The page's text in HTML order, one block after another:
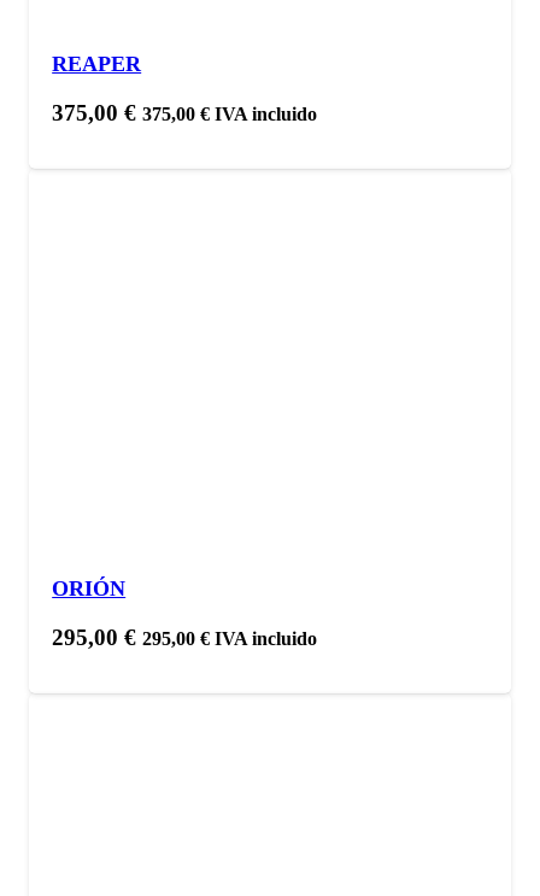
REAPER
375,00€ 375,00€ IVA incluido
ORIÓN
295,00€ 295,00€ IVA incluido